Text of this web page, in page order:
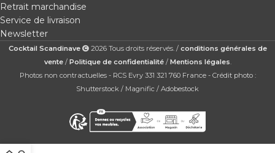
Retrait marchandise
Service de livraison
Newsletter
Cocktail Scandinave 2026 Tous droits réservés. / conditions générales de
vente/ Politique de confidentialité/ Mentions légales
Photos non contractuelles - RCS Evry 331 321 760 France - Crédit photo :
Shutterstock / Magnific / Adobestock